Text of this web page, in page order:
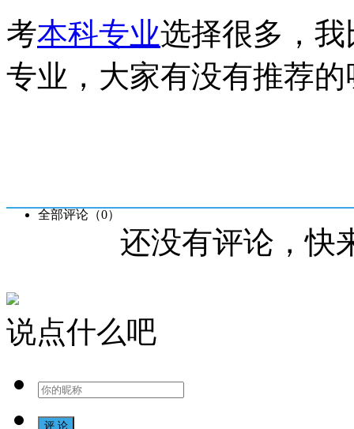
考本科专业选择很多，
专业，大家有没有推荐的
全部评论（0）
还没有评论，快
说点什么吧